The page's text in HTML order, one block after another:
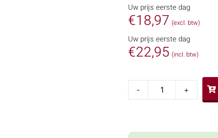
Uw prijs eerste dag
€18,97 (excl. btw)
Uw prijs eerste dag
€22,95 (incl. btw)
- +